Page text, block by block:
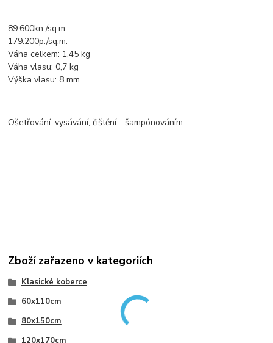
89.600kn./sq.m.
179.200p./sq.m.
Váha celkem: 1,45 kg
Váha vlasu: 0,7 kg
Výška vlasu: 8 mm
Ošetřování: vysávání, čištění - šampónováním.
Zboží zařazeno v kategoriích
Klasické koberce
60x110cm
80x150cm
120x170cm